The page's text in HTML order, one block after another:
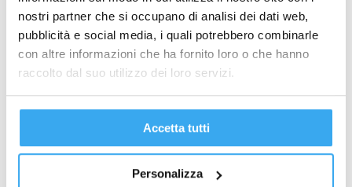
nostri partner che si occupano di analisi dei dati web,
pubblicità e social media, i quali potrebbero combinarle
con altre informazioni che ha fornito loro o che hanno
raccolto dal suo utilizzo dei loro servizi.
Accetta tutti
Personalizza
crescere professionalmente e personalmente. Questo
aspetto è molto importante nelle aziende, che
puntano su risorse in grado di apprendere e migliorarsi
costantemente.
Gestione dei talenti:L’HR non si occupa solo di
Amministrazione e normative del lavoro:
Conoscere la legislazione sul lavoro è essenziale. Saprai
come applicare le normative, gestire contratti e